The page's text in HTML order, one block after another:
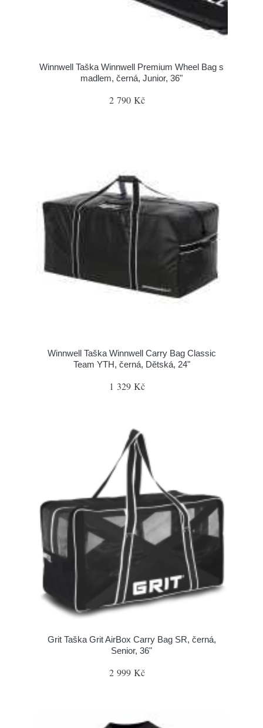
Winnwell Taška Winnwell Premium Wheel Bag s
madlem, černá, Junior, 36"
2 790 Kč
Winnwell Taška Winnwell Carry Bag Classic
Team YTH, černá, Dětská, 24"
1 329 Kč
Grit Taška Grit AirBox Carry Bag SR, černá,
Senior, 36"
2 999 Kč